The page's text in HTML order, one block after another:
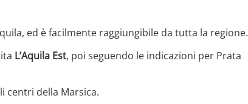
ed è facilmente raggiungibile da tutta la regione.
L’Aquila Est, poi seguendo le indicazioni per Prata
centri della Marsica.